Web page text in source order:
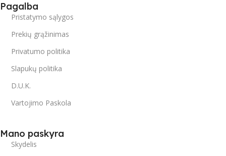
Pagalba
Pristatymo sąlygos
Prekių grąžinimas
Privatumo politika
Slapukų politika
D.U.K.
Vartojimo Paskola
Mano paskyra
Skydelis